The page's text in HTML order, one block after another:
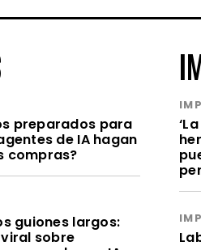
preparados para
de IA hagan
compras?
guiones largos:
sobre